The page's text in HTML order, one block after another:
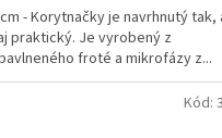
- Korytnačky je navrhnutý tak,
praktický. Je vyrobený z
froté a mikrofázy z...
Kód: